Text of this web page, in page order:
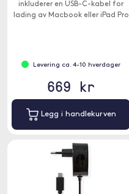
inkluderer en USB-C-kabel for
lading av Macbook eller iPad Pro
Levering ca. 4-10 hverdager
669 kr
Legg i handlekurven